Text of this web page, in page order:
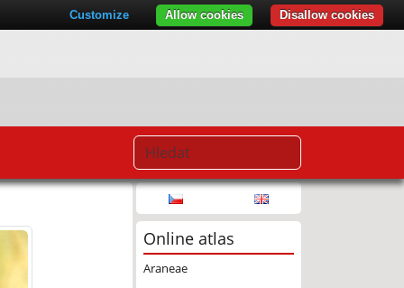
Online atlas
Araneae
Disallow cookies
Allow cookies
Customize